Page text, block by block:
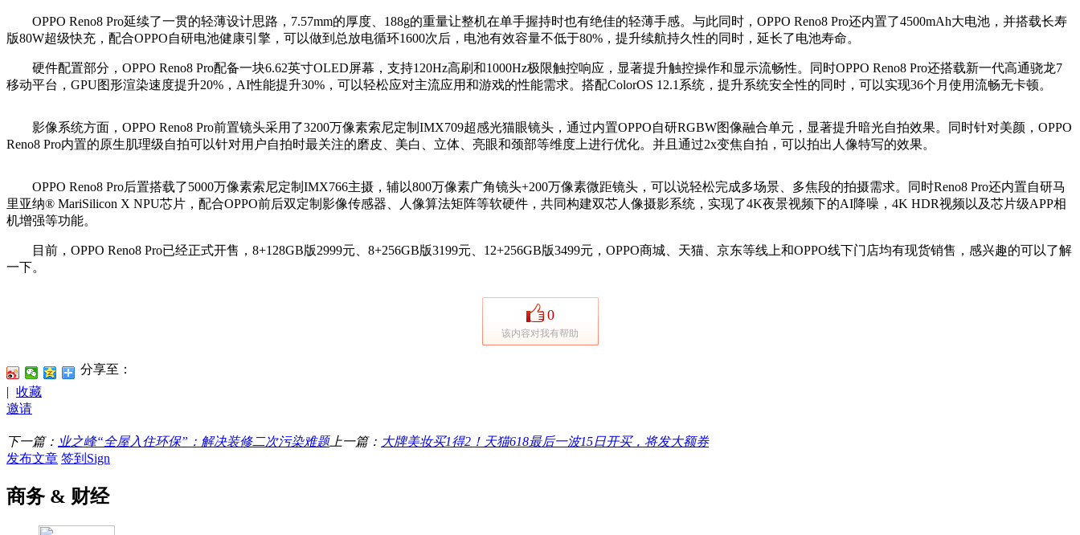
OPPO Reno8 Pro延续了一贯的轻薄设计思路，7.57mm的厚度、188g的重量让整机在单手握持时也有绝佳的轻薄手感。与此同时，OPPO Reno8 Pro还内置了4500mAh大电池，并搭载长寿
版80W超级快充，配合OPPO自研电池健康引擎，可以做到总放电循环1600次后，电池有效容量不低于80%，提升续航持久性的同时，延长了电池寿命。
硬件配置部分，OPPO Reno8 Pro配备一块6.62英寸OLED屏幕，支持120Hz高刷和1000Hz极限触控响应，显著提升触控操作和显示流畅性。同时OPPO Reno8 Pro还搭载新一代高通骁龙7
移动平台，GPU图形渲染速度提升20%，AI性能提升30%，可以轻松应对主流应用和游戏的性能需求。搭配ColorOS 12.1系统，提升系统安全性的同时，可以实现36个月使用流畅无卡顿。
影像系统方面，OPPO Reno8 Pro前置镜头采用了3200万像素索尼定制IMX709超感光猫眼镜头，通过内置OPPO自研RGBW图像融合单元，显著提升暗光自拍效果。同时针对美颜，OPPO
Reno8 Pro内置的原生肌理级自拍可以针对用户自拍时最关注的磨皮、美白、立体、亮眼和颈部等维度上进行优化。并且通过2x变焦自拍，可以拍出人像特写的效果。
OPPO Reno8 Pro后置搭载了5000万像素索尼定制IMX766主摄，辅以800万像素广角镜头+200万像素微距镜头，可以说轻松完成多场景、多焦段的拍摄需求。同时Reno8 Pro还内置自研马
里亚纳® MariSilicon X NPU芯片，配合OPPO前后双定制影像传感器、人像算法矩阵等软硬件，共同构建双芯人像摄影系统，实现了4K夜景视频下的AI降噪，4K HDR视频以及芯片级APP相
机增强等功能。
目前，OPPO Reno8 Pro已经正式开售，8+128GB版2999元、8+256GB版3199元、12+256GB版3499元，OPPO商城、天猫、京东等线上和OPPO线下门店均有现货销售，感兴趣的可以了解
一下。
0
该内容对我有帮助
分享至：
| 收藏
邀请
下一篇： 业之峰“全屋入住环保”：解决装修二次污染难题上一篇： 大牌美妆买1得2！天猫618最后一波15日开买，将发大额券
发布文章 签到Sign
商务 & 财经